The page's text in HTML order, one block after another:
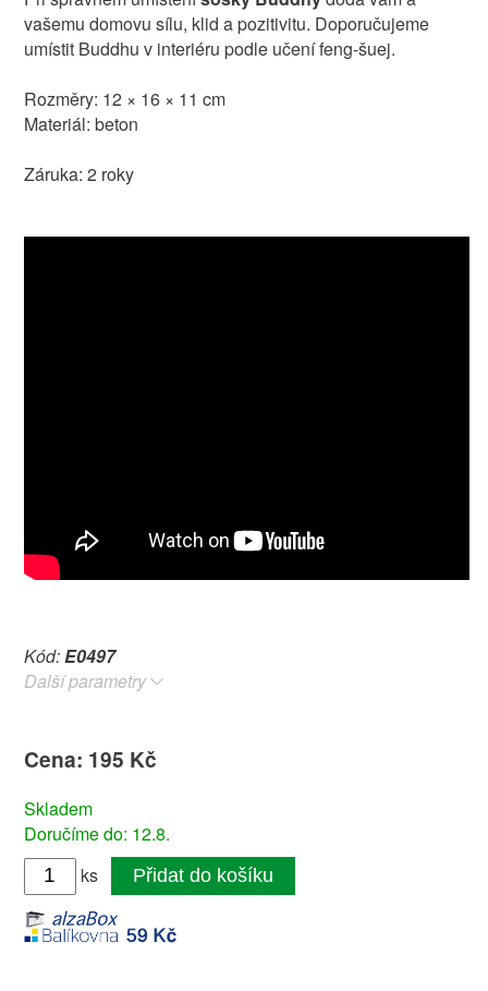
vašemu domovu sílu, klid a pozitivitu. Doporučujeme
umístit Buddhu v interiéru podle učení feng-šuej.
Rozměry: 12 × 16 × 11 cm
Materiál: beton
Záruka: 2 roky
Kód:E0497
Další parametry
Cena: 195 Kč
Skladem
Doručíme do: 12.8.
ks
Přidat do košíku